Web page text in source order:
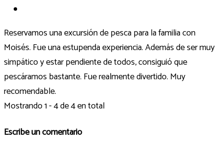
Reservamos una excursión de pesca para la familia con
Moisés. Fue una estupenda experiencia. Además de ser muy
simpático y estar pendiente de todos, consiguió que
pescáramos bastante. Fue realmente divertido. Muy
recomendable.
Mostrando 1 - 4 de 4 en total
Escribe un comentario